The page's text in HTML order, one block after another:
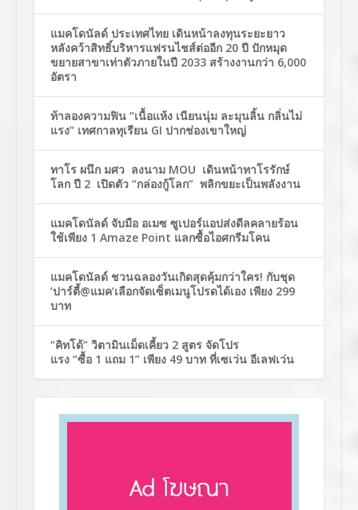
แมคโดนัลด์ ประเทศไทย เดินหน้าลงทุนระยะยาว
หลังคว้าสิทธิ์บริหารแฟรนไชส์ต่ออีก 20 ปี ปักหมุด
ขยายสาขาเท่าตัวภายในปี 2033 สร้างงานกว่า 6,000
อัตรา
ท้าลองความฟิน “เนื้อแห้ง เนียนนุ่ม ละมุนลิ้น กลิ่นไม่
แรง” เทศกาลทุเรียน GI ปากช่องเขาใหญ่
ทาโร ผนึก มศว ลงนาม MOU เดินหน้าทาโรรักษ์
โลก ปี 2 เปิดตัว “กล่องกู้โลก” พลิกขยะเป็นพลังงาน
แมคโดนัลด์ จับมือ อเมซ ซูเปอร์แอปส่งดีลคลายร้อน
ใช้เพียง 1 Amaze Point แลกซื้อไอศกรีมโคน
แมคโดนัลด์ ชวนฉลองวันเกิดสุดคุ้มกว่าใคร! กับชุด
‘ปาร์ตี้@แมค’เลือกจัดเซ็ตเมนูโปรดได้เอง เพียง 299
บาท
“คิทโด้” วิตามินเม็ดเคี้ยว 2 สูตร จัดโปร
แรง “ซื้อ 1 แถม 1” เพียง 49 บาท ที่เซเว่น อีเลฟเว่น